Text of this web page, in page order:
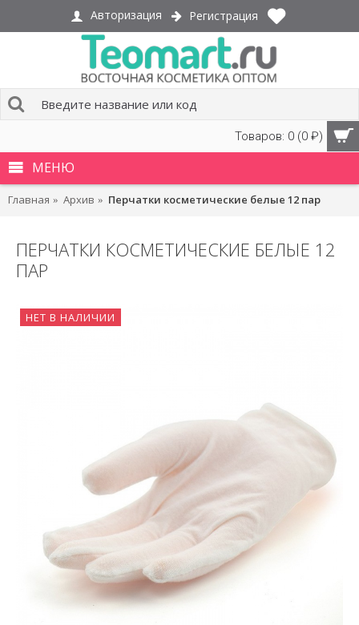
Авторизация Регистрация
Товаров: 0 (0 ₽)
МЕНЮ
Главная Архив Перчатки косметические белые 12 пар
ПЕРЧАТКИ КОСМЕТИЧЕСКИЕ БЕЛЫЕ 12
ПАР
НЕТ В НАЛИЧИИ